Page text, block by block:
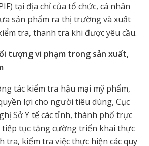
tại địa chỉ của tổ chức, cá nhân
sản phẩm ra thị trường và xuất
tra, thanh tra khi được yêu cầu.
tượng vi phạm trong sản xuất,
tác kiểm tra hậu mại mỹ phẩm,
lợi cho người tiêu dùng, Cục
Sở Y tế các tỉnh, thành phố trực
tục tăng cường triển khai thực
tra, kiểm tra việc thực hiện các quy